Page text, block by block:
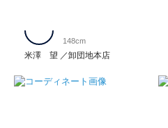
米澤 望 卸団地本店
148cm